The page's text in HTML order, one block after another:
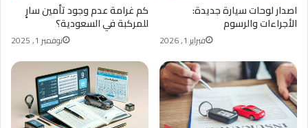
كم غرامة عدم وجود تأمين سارٍ
للمركبة في السعودية؟
نوفمبر 1, 2025
اصدار لوحات سيارة جديدة:
الأجراءات والرسوم
فبراير 1, 2026